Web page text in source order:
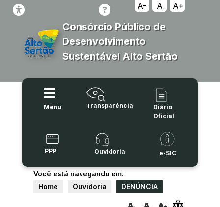
A- A A+
Consórcio Público de
Desenvolvimento
Sustentável Alto Sertão
Menu Transparência
Diário
Oficial
PPP Ouvidoria e-SIC
Você está navegando em:
Home
Ouvidoria DENÚNCIA